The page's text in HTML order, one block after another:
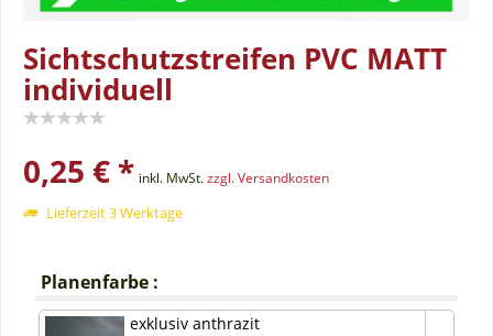
Sichtschutzstreifen PVC MATT
individuell
0,25 € * inkl. MwSt.zzgl. Versandkosten
Lieferzeit 3 Werktage
Planenfarbe :
exklusiv anthrazit